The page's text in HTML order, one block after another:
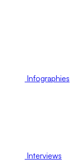
Infographies
Interviews